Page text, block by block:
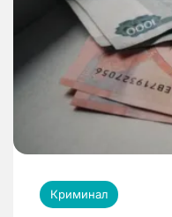
Криминал